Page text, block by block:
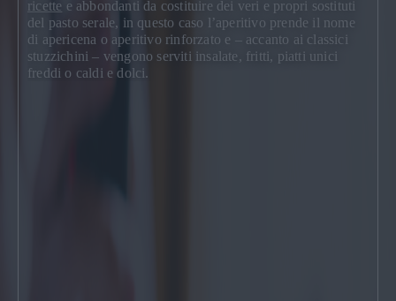
ricette e abbondanti da costituire dei veri e propri sostituti
del pasto serale, in questo caso l’aperitivo prende il nome
di apericena o aperitivo rinforzato e – accanto ai classici
stuzzichini – vengono serviti insalate, fritti, piatti unici
freddi o caldi e dolci.